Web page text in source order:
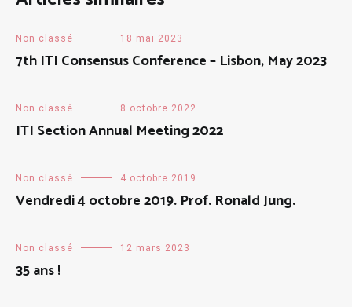
Non classé 18 mai 2023
7th ITI Consensus Conference – Lisbon, May 2023
Non classé 8 octobre 2022
ITI Section Annual Meeting 2022
Non classé 4 octobre 2019
Vendredi 4 octobre 2019. Prof. Ronald Jung.
Non classé 12 mars 2023
35 ans !